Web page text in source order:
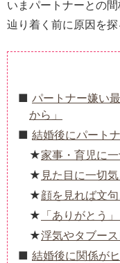
いまパートナーとの
辿り着く前に原因を探
パートナー嫌い
から」
結婚後にパート
家事・育児に
見た目に一切
顔を見れば文
「ありがとう
浮気やタブー
結婚後に関係が